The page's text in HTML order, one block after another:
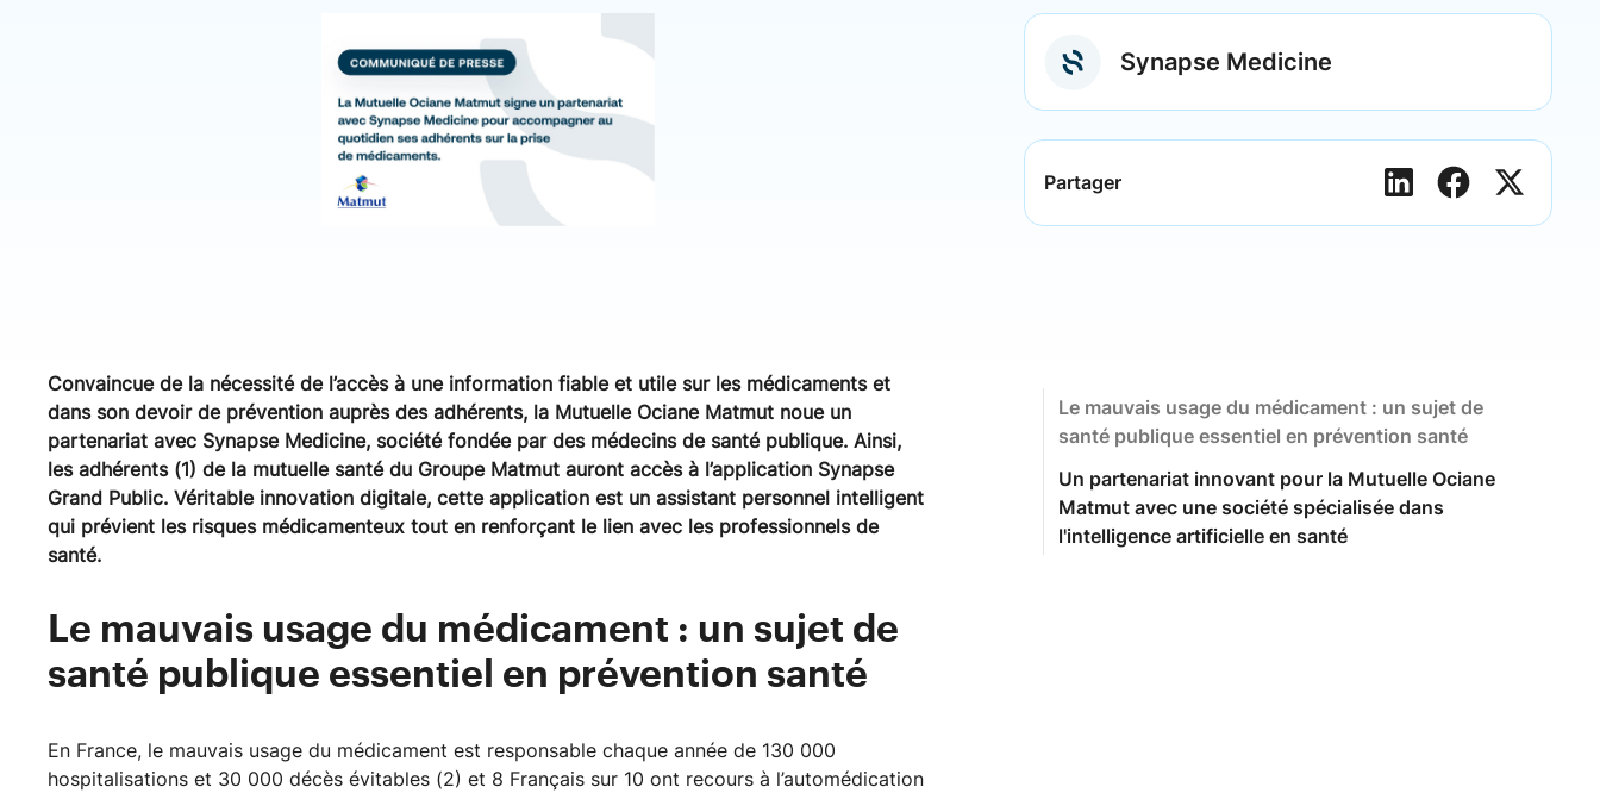
Synapse Medicine
Partager
Convaincue de la nécessité de l’accès à une information fiable et utile sur les médicaments et
dans son devoir de prévention auprès des adhérents, la Mutuelle Ociane Matmut noue un
partenariat avec Synapse Medicine, société fondée par des médecins de santé publique. Ainsi,
les adhérents (1) de la mutuelle santé du Groupe Matmut auront accès à l’application Synapse
Grand Public. Véritable innovation digitale, cette application est un assistant personnel intelligent
qui prévient les risques médicamenteux tout en renforçant le lien avec les professionnels de
santé.
Le mauvais usage du médicament : un sujet de
santé publique essentiel en prévention santé
En France, le mauvais usage du médicament est responsable chaque année de 130 000
hospitalisations et 30 000 décès évitables (2) et 8 Français sur 10 ont recours à l’automédication
Le mauvais usage du médicament : un sujet de
santé publique essentiel en prévention santé
Un partenariat innovant pour la Mutuelle Ociane
Matmut avec une société spécialisée dans
l'intelligence artificielle en santé